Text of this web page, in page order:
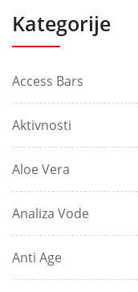
Kategorije
Access Bars
Aktivnosti
Aloe Vera
Analiza Vode
Anti Age